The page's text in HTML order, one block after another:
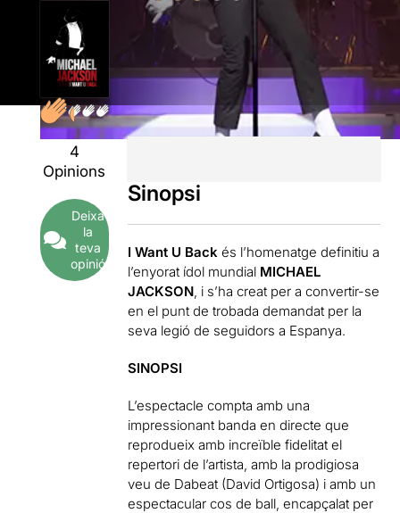
4
Opinions
Deixa
la
teva
opinió
Sinopsi
I Want U Back és l’homenatge definitiu a
l’enyorat ídol mundial MICHAEL
JACKSON , i s’ha creat per a convertir-se
en el punt de trobada demandat per la
seva legió de seguidors a Espanya.
SINOPSI
L’espectacle compta amb una
impressionant banda en directe que
reprodueix amb increïble fidelitat el
repertori de l’artista, amb la prodigiosa
veu de Dabeat (David Ortigosa) i amb un
espectacular cos de ball, encapçalat per